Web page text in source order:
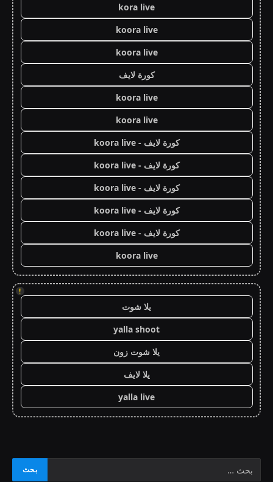
kora live
koora live
koora live
كورة لايف
koora live
koora live
كورة لايف - koora live
كورة لايف - koora live
كورة لايف - koora live
كورة لايف - koora live
كورة لايف - koora live
koora live
!
يلا شوت
yalla shoot
يلا شوت زون
يلا لايف
yalla live